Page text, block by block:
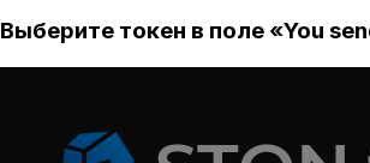
Выберите токен в поле «You